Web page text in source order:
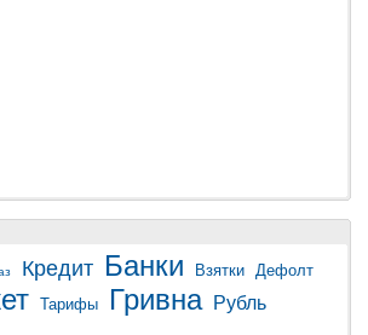
Кредит Банки Взятки
Дефолт
Тарифы Гривна Рубль